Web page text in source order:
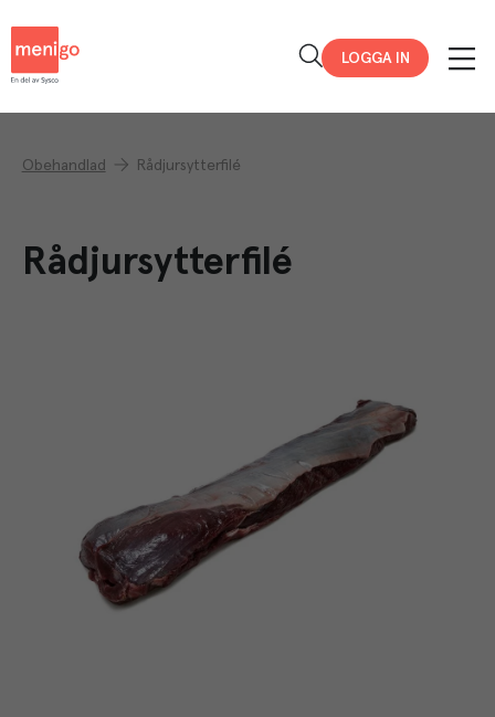
LOGGA IN
Obehandlad Rådjursytterfilé
Rådjursytterfilé